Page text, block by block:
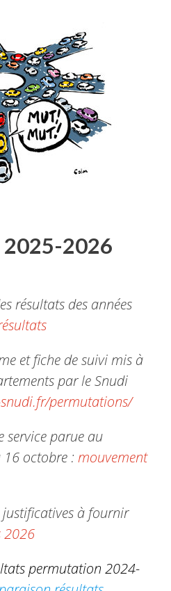
2026
résultats des années
et fiche de suivi mis à
par le Snudi
permutations/
service parue au
16 octobre : mouvement
justificatives à fournir
2026
permutation 2024-